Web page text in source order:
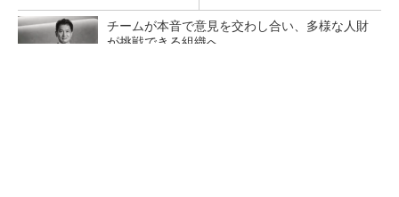
チームが本音で意見を交わし合い、多様な人財
が挑戦できる組織へ